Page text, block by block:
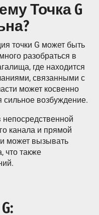
Точка G
точки G может быть
разобраться в
где находится
связанными с
может косвенно
сильное возбуждение.
непосредственной
канала и прямой
может вызывать
что также